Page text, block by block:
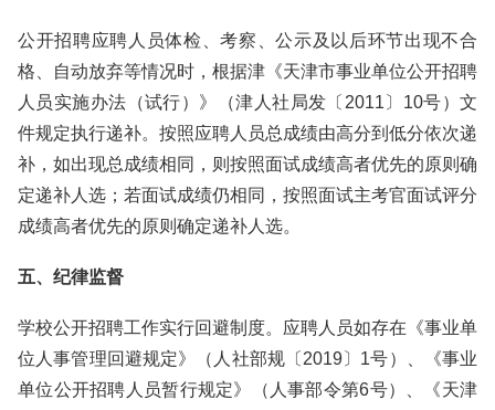
公开招聘应聘人员体检、考察、公示及以后环节出现不合
格、自动放弃等情况时，根据津《天津市事业单位公开招聘
人员实施办法（试行）》（津人社局发〔2011〕10号）文
件规定执行递补。按照应聘人员总成绩由高分到低分依次递
补，如出现总成绩相同，则按照面试成绩高者优先的原则确
定递补人选；若面试成绩仍相同，按照面试主考官面试评分
成绩高者优先的原则确定递补人选。
五、纪律监督
学校公开招聘工作实行回避制度。应聘人员如存在《事业单
位人事管理回避规定》（人社部规〔2019〕1号）、《事业
单位公开招聘人员暂行规定》（人事部令第6号）、《天津